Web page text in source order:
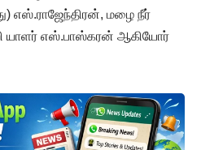
எஸ்.ராஜேந்திரன், மழை நீர்
யாளர் எஸ்.பாஸ்கரன் ஆகியோர்